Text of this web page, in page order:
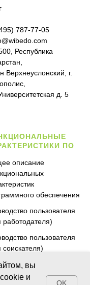
787-77-05
Республика
Верхнеуслонский, г.
д. 5
ПО
описание
обеспечения
пользователя
работодателя)
пользователя
соискателя)
вы
и
OK